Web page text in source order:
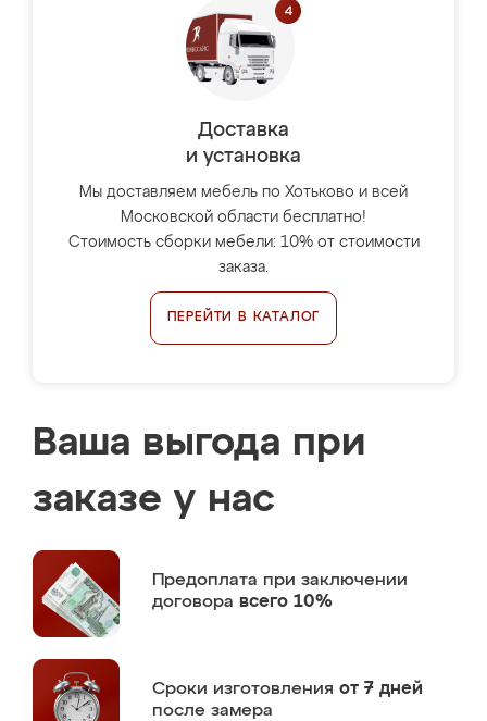
Доставка
и установка
Мы доставляем мебель по Хотьково и всей
Московской области бесплатно!
Стоимость сборки мебели: 10% от стоимости
заказа.
ПЕРЕЙТИ В КАТАЛОГ
Ваша выгода при
заказе у нас
Предоплата при заключении
договора всего 10%
Сроки изготовления от 7 дней
после замера